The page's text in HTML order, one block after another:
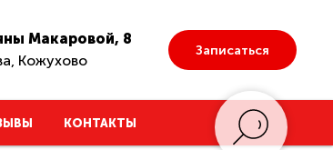
Макаровой, 8
Кожухово
Записаться
КОНТАКТЫ